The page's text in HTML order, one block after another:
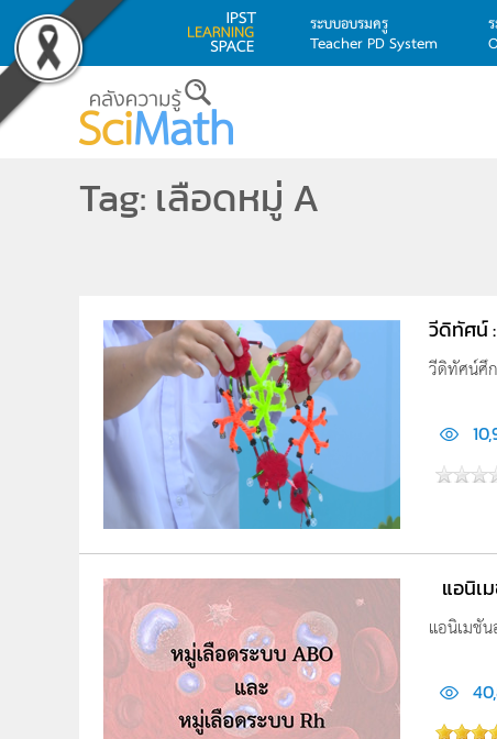
Skip to main content
ระบบอบรมครู
Teacher PD System
Tag: เลือดหมู่ A
วีดิทัศน์
วีดิทัศน์ศึ
แอนิเ
แอนิเมชั